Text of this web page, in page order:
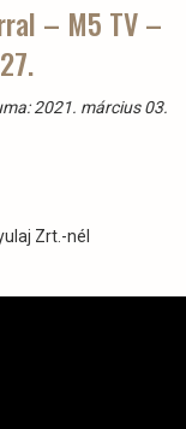
– M5 TV –
2021. március 03.
Zrt.-nél